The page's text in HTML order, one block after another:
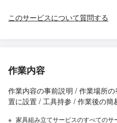
このサービスについて質問する
作業内容
作業内容の事前説明 / 作業場所
置に設置 / 工具持参 / 作業後の簡
家具組み立てサービスのすべてのサ